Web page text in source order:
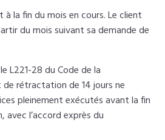
la fin du mois en cours. Le client
du mois suivant sa demande de
L221-28 du Code de la
rétractation de 14 jours ne
pleinement exécutés avant la fin
l’accord exprès du